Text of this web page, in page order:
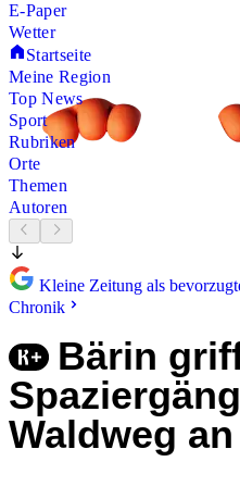
E-Paper
Wetter
Startseite
Meine Region
Top News
Sport
Rubriken
Orte
Themen
Autoren
Kleine Zeitung als
Chronik
Bärin
Waldweg an